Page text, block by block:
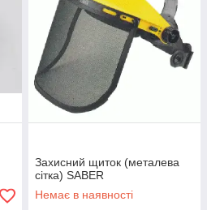
Захисний щиток (металева
сітка) SABER
Немає в наявності